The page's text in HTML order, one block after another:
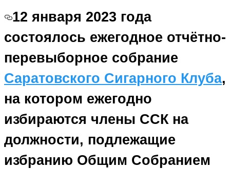
12 января 2023 года
состоялось ежегодное отчётно-
перевыборное собрание
Саратовского Сигарного Клуба,
на котором ежегодно
избираются члены ССК на
должности, подлежащие
избранию Общим Собранием